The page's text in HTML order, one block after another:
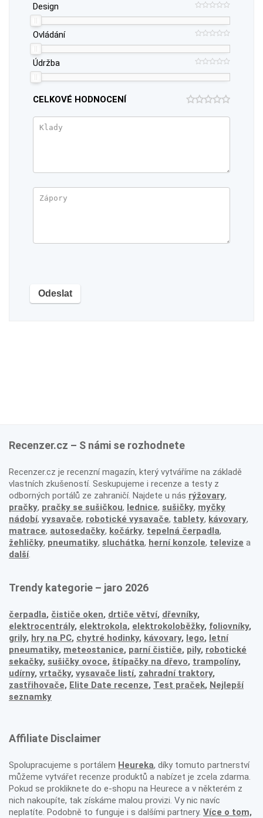
Design
Ovládání
Údržba
CELKOVÉ HODNOCENÍ
Recenzer.cz – S námi se rozhodnete
Recenzer.cz je recenzní magazín, který vytváříme na základě
vlastních zkušeností. Seskupujeme i recenze a testy z
odborných portálů ze zahraničí. Najdete u nás rýžovary,
pračky, pračky se sušičkou, lednice, sušičky, myčky
nádobí, vysavače, robotické vysavače, tablety, kávovary,
matrace, autosedačky, kočárky, tepelná čerpadla,
žehličky, pneumatiky, sluchátka, herní konzole, televize a
další.
Trendy kategorie – jaro 2026
čerpadla, čističe oken, drtiče větví, dřevníky,
elektrocentrály, elektrokola, elektrokoloběžky, foliovníky,
grily, hry na PC, chytré hodinky, kávovary, lego, letní
pneumatiky, meteostanice, parní čističe, pily, robotické
sekačky, sušičky ovoce, štípačky na dřevo, trampolíny,
udírny, vrtačky, vysavače listí, zahradní traktory,
zastřihovače, Elite Date recenze, Test praček, Nejlepší
seznamky
Affiliate Disclaimer
Spolupracujeme s portálem Heureka, díky tomuto partnerství
můžeme vytvářet recenze produktů a nabízet je zcela zdarma.
Pokud se prokliknete do e-shopu na Heurece a v některém z
nich nakoupíte, tak získáme malou provizi. Vy nic navíc
neplatíte. Podobně to funguje i s dalšími partnery. Více o tom,